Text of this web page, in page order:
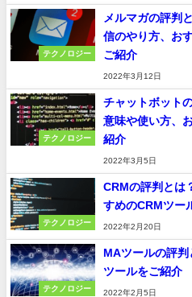
テクノロジー
メルマガの評判
信のやり方、お
ご紹介
2022年3月12日
テクノロジー
チャットボット
意味や使い方、
紹介
2022年3月5日
テクノロジー
CRMの評判とは
すめのCRMツー
2022年2月20日
テクノロジー
MAツールの評
ツールをご紹介
2022年2月5日